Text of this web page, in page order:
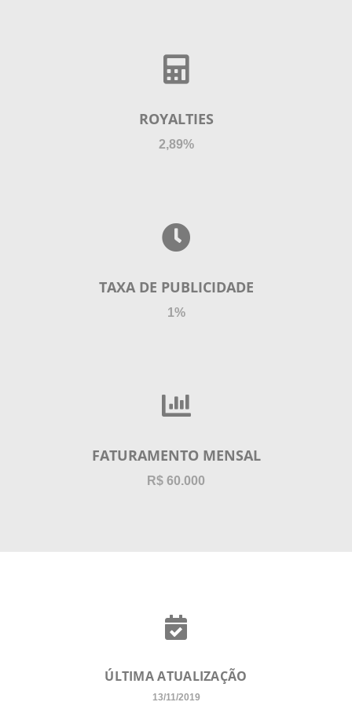
ROYALTIES
2,89%
TAXA DE PUBLICIDADE
1%
FATURAMENTO MENSAL
R$ 60.000
ÚLTIMA ATUALIZAÇÃO
13/11/2019